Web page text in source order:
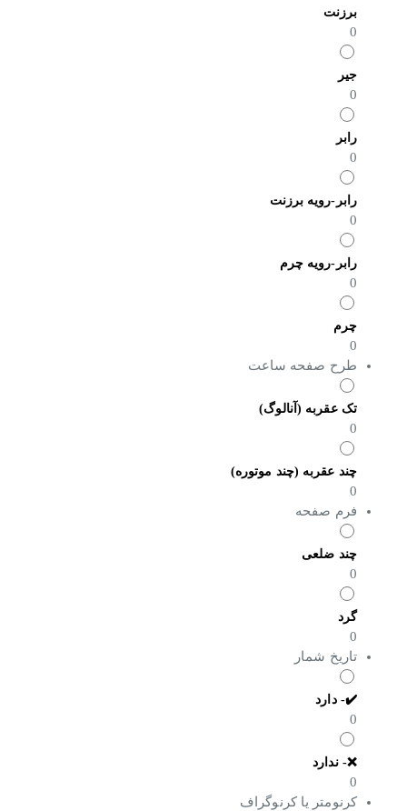
برزنت
0
جیر
0
رابر
0
رابر-رویه برزنت
0
رابر-رویه چرم
0
چرم
0
طرح صفحه ساعت
تک عقربه (آنالوگ)
0
چند عقربه (چند موتوره)
0
فرم صفحه
چند ضلعی
0
گرد
0
تاریخ شمار
✔️- دارد
0
❌- ندارد
0
کرنومتر یا کرنوگراف